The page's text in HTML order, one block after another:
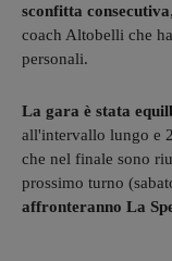
sconfitta consecutiva
coach Altobelli che
personali.
La gara è stata
all'intervallo lungo e
che nel finale sono
prossimo turno
affronteranno La